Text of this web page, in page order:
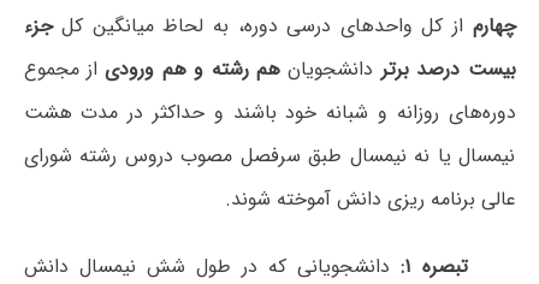
چهارم از کل واحدهای درسی دوره، به لحاظ میانگین کلجزء
بیست درصد برتر دانشجویانهم رشته و هم ورودیاز مجموع
دوره‌های روزانه و شبانه خود باشند و حداکثر در مدت هشت
نیمسال یا نه نیمسال طبق سرفصل مصوب دروس رشته شورای
عالی برنامه ریزی دانش آموخته شوند.
تبصره ۱:
دانشجویانی که در طول شش نیمسال دانش